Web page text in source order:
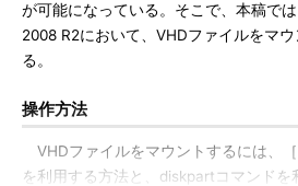
が可能になっている。そこで、本稿で
2008 R2において、VHDファイルをマ
る。
操作方法
VHDファイルをマウントするには、
を利用する方法と、diskpartコマンドを